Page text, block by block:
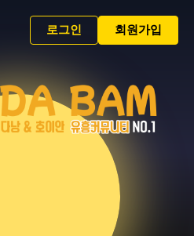
로그인 회원가입